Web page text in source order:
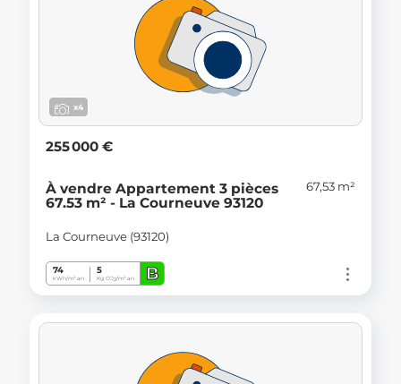
x4
255 000 €
À vendre Appartement 3 pièces
67.53 m² - La Courneuve 93120
67,53 m²
La Courneuve (93120)
74
kWh/m².an
5
Kg CO2/m².an B